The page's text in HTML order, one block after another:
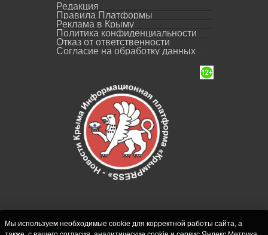
Редакция
Правила Платформы
Реклама в Крыму
Политика конфиденциальности
Отказ от ответственности
Согласие на обработку данных
Мы используем необходимые cookie для корректной работы сайта, а